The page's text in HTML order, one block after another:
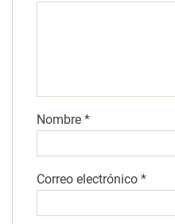
Nombre *
Correo electrónico *